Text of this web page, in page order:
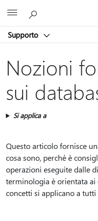
Supporto
Nozioni
sui
Si applica a
Questo articolo fornisce
cosa sono, perché è
operazioni eseguite dalle
terminologia è orientata ai
concetti si applicano a